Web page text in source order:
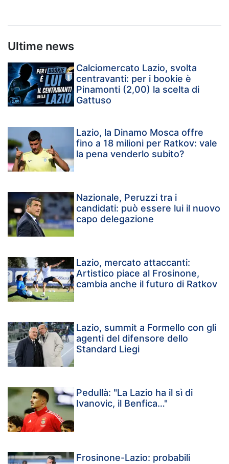
Ultime news
Calciomercato Lazio, svolta
centravanti: per i bookie è
Pinamonti (2,00) la scelta di
Gattuso
Lazio, la Dinamo Mosca offre
fino a 18 milioni per Ratkov: vale
la pena venderlo subito?
Nazionale, Peruzzi tra i
candidati: può essere lui il nuovo
capo delegazione
Lazio, mercato attaccanti:
Artistico piace al Frosinone,
cambia anche il futuro di Ratkov
Lazio, summit a Formello con gli
agenti del difensore dello
Standard Liegi
Pedullà: "La Lazio ha il sì di
Ivanovic, il Benfica…"
Frosinone-Lazio: probabili